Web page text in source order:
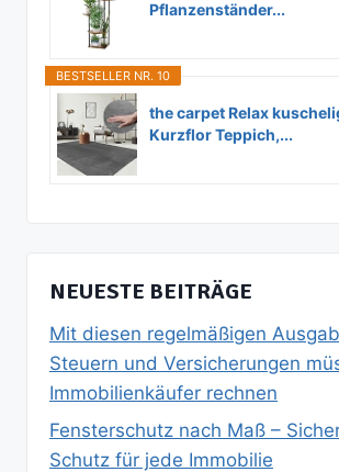
Pflanzenständer...
BESTSELLER NR. 10
the carpet Relax
Kurzflor Teppich,...
NEUESTE BEITRÄGE
Mit diesen regelmäßigen
Steuern und Versicherungen
Immobilienkäufer rechnen
Fensterschutz nach Maß –
Schutz für jede Immobilie